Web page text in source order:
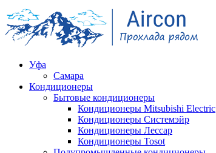
Уфа
Самара
Кондиционеры
Бытовые кондиционеры
Кондиционеры Mitsubishi Electric
Кондиционеры Системэйр
Кондиционеры Лессар
Кондиционеры Tosot